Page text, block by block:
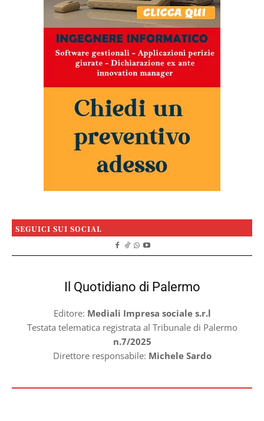
SEGUICI SUI SOCIAL
Il Quotidiano di Palermo
Editore: Mediali Impresa sociale s.r.l
Testata telematica registrata al Tribunale di Palermo
n.7/2025
Direttore responsabile: Michele Sardo